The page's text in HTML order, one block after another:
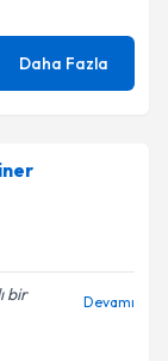
Daha Fazla
bir
Devamı